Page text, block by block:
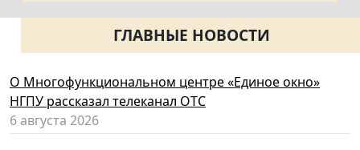
ГЛАВНЫЕ НОВОСТИ
О Многофункциональном центре «Единое окно»
НГПУ рассказал телеканал ОТС
6 августа 2026